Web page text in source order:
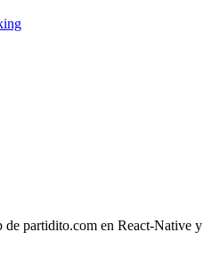
de partidito.com en React-Native y